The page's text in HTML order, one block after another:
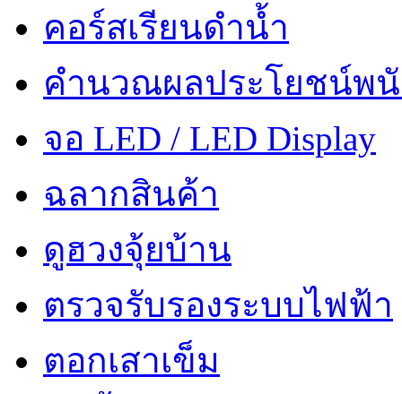
คอร์สเรียนดำน้ำ
คำนวณผลประโยชน์พ
จอ LED / LED Display
ฉลากสินค้า
ดูฮวงจุ้ยบ้าน
ตรวจรับรองระบบไฟฟ้า
ตอกเสาเข็ม